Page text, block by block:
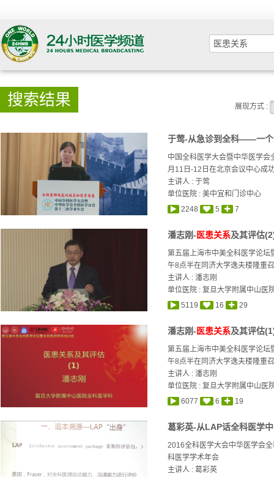
搜索结果 展现方式 :
于莺-从急诊到全科——一个
中国全科医学大会暨中华医学
月11日-12日在北京会议中心成
主讲人 :于莺
单位医院 : 美中宜和门诊中心
2248
5 7
潘志刚- 医患关系及其评估
第五届上海市中美全科医学论
午8点半在同济大学逸夫楼隆重
主讲人 :潘志刚
单位医院 : 复旦大学附属中山医
5119
16 29
潘志刚- 医患关系及其评估
第五届上海市中美全科医学论
午8点半在同济大学逸夫楼隆重
主讲人 :潘志刚
单位医院 : 复旦大学附属中山医
6077
6 19
葛彩英-从LAP话全科医学
2016全科医学大会中华医学会
科医学学术年会
主讲人 :葛彩英